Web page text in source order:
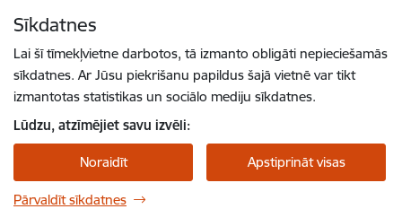
Sīkdatnes
Lai šī tīmekļvietne darbotos, tā izmanto obligāti nepieciešamās
sīkdatnes. Ar Jūsu piekrišanu papildus šajā vietnē var tikt
izmantotas statistikas un sociālo mediju sīkdatnes.
Lūdzu, atzīmējiet savu izvēli:
Noraidīt Apstiprināt visas
Pārvaldīt sīkdatnes